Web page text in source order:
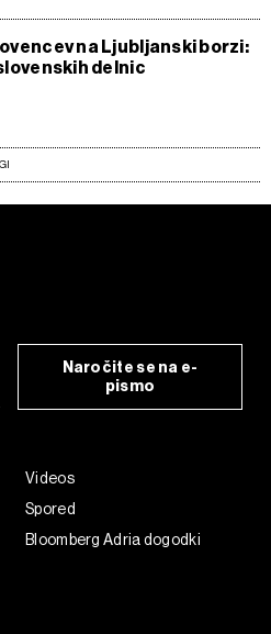
na Ljubljanski borzi:
delnic
Naročite se na e-
pismo
Videos
Spored
Bloomberg Adria dogodki